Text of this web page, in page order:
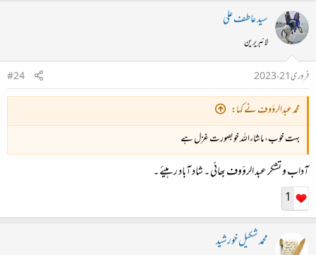
سید عاطف علی
لائبریرین
فروری 21، 2023
#24
محمد عبدالرؤوف نے کہا:
بہت خوب، ماشاءاللہ خوبصورت غزل ہے
آداب و تشکر عبد الرؤوف بھائی ۔ شاد آباد رہیئے ۔
1
محمد شکیل خورشید